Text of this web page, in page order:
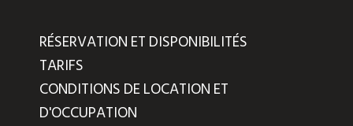
RÉSERVATION ET DISPONIBILITÉS
TARIFS
CONDITIONS DE LOCATION ET
D'OCCUPATION